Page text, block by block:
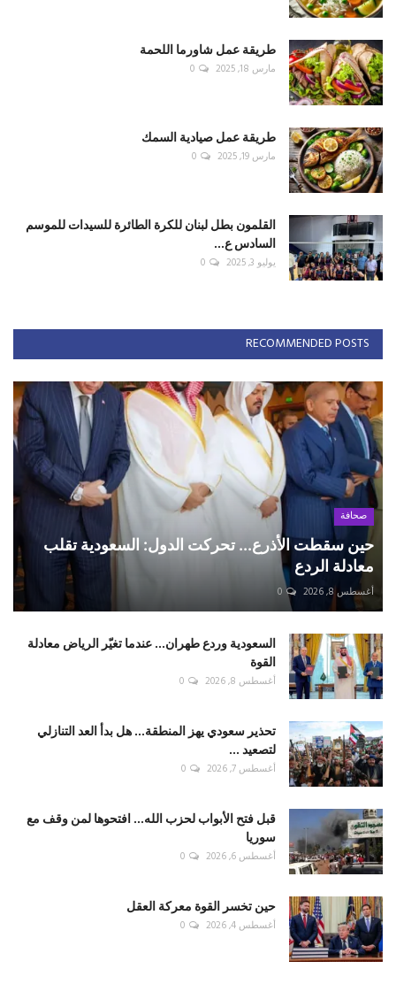
طريقة عمل شاورما اللحمة
مارس 18, 2025 0
طريقة عمل صيادية السمك
مارس 19, 2025 0
القلمون بطل لبنان للكرة الطائرة للسيدات للموسم
السادس ع...
يوليو 3, 2025 0
RECOMMENDED POSTS
صحافة
حين سقطت الأذرع... تحركت الدول: السعودية تقلب
معادلة الردع
أغسطس 8, 2026 0
السعودية وردع طهران... عندما تغيّر الرياض معادلة
القوة
أغسطس 8, 2026 0
تحذير سعودي يهز المنطقة... هل بدأ العد التنازلي
لتصعيد ...
أغسطس 7, 2026 0
قبل فتح الأبواب لحزب الله... افتحوها لمن وقف مع
سوريا
أغسطس 6, 2026 0
حين تخسر القوة معركة العقل
أغسطس 4, 2026 0